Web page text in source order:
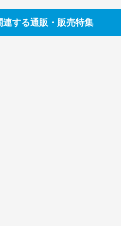
する通販・販売特集